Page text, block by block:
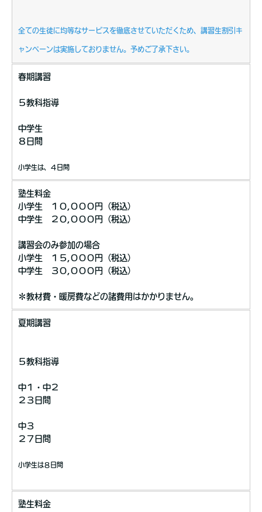
全ての生徒に均等なサービスを徹底させていただくため、講習生割引キ
ャンペーンは実施しておりません。予めご了承下さい。
春期講習
５教科指導
中学生
８日間
小学生は、４日間
塾生料金
小学生 １０,０００円（税込）
中学生 ２０,０００円（税込）
講習会のみ参加の場合
小学生 １５,０００円（税込）
中学生 ３０,０００円（税込）
＊教材費・暖房費などの諸費用はかかりません。
夏期講習
５教科指導
中１・中２
２３日間
中３
２７日間
小学生は８日間
塾生料金